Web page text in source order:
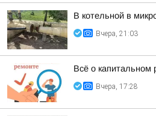
В котельной в
Вчера, 21:03
Всё о капитальном
Вчера, 17:28